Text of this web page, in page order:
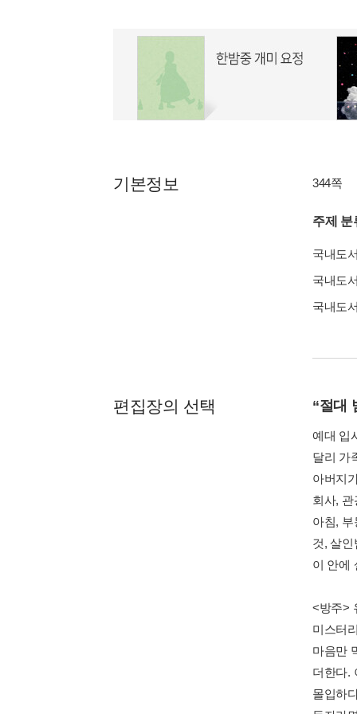
기본정보 344쪽
주제 분
국내도
국내도
국내도
편집장의 선택 “절대
예대 입
달리 가
아버지
회사,
아침,
것, 살인
이 안에
<방주>
미스터
마음만
더한다.
몰입하